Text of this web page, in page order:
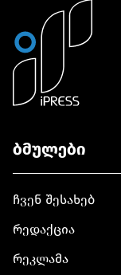
ბმულები
ჩვენ შესახებ
რედაქცია
რეკლამა